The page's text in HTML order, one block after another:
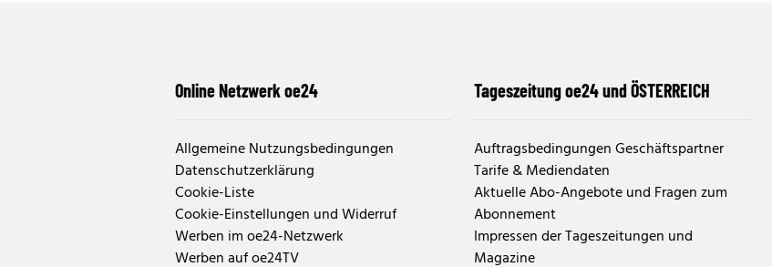
Online Netzwerk oe24
Allgemeine Nutzungsbedingungen
Datenschutzerklärung
Cookie-Liste
Cookie-Einstellungen und Widerruf
Werben im oe24-Netzwerk
Werben auf oe24TV
Tageszeitung oe24 und ÖSTERREICH
Auftragsbedingungen Geschäftspartner
Tarife & Mediendaten
Aktuelle Abo-Angebote und Fragen zum
Abonnement
Impressen der Tageszeitungen und
Magazine